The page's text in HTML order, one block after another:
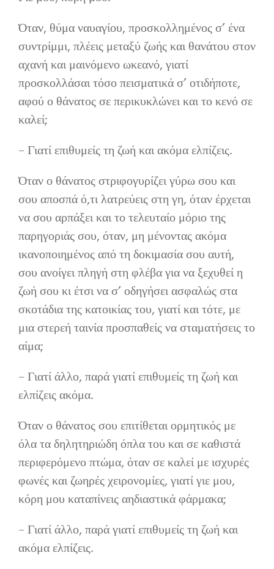
Όταν, θύμα ναυαγίου, προσκολλημένος σ’ ένα
συντρίμμι, πλέεις μεταξύ ζωής και θανάτου στον
αχανή και μαινόμενο ωκεανό, γιατί
προσκολλάσαι τόσο πεισματικά σ’ οτιδήποτε,
αφού ο θάνατος σε περικυκλώνει και το κενό σε
καλεί;
– Γιατί επιθυμείς τη ζωή και ακόμα ελπίζεις.
Όταν ο θάνατος στριφογυρίζει γύρω σου και
σου αποσπά ό,τι λατρεύεις στη γη, όταν έρχεται
να σου αρπάξει και το τελευταίο μόριο της
παρηγοριάς σου, όταν, μη μένοντας ακόμα
ικανοποιημένος από τη δοκιμασία σου αυτή,
σου ανοίγει πληγή στη φλέβα για να ξεχυθεί η
ζωή σου κι έτσι να σ’ οδηγήσει ασφαλώς στα
σκοτάδια της κατοικίας του, γιατί και τότε, με
μια στερεή ταινία προσπαθείς να σταματήσεις το
αίμα;
– Γιατί άλλο, παρά γιατί επιθυμείς τη ζωή και
ελπίζεις ακόμα.
Όταν ο θάνατος σου επιτίθεται ορμητικός με
όλα τα δηλητηριώδη όπλα του και σε καθιστά
περιφερόμενο πτώμα, όταν σε καλεί με ισχυρές
φωνές και ζωηρές χειρονομίες, γιατί γιε μου,
κόρη μου καταπίνεις αηδιαστικά φάρμακα;
– Γιατί άλλο, παρά γιατί επιθυμείς τη ζωή και
ακόμα ελπίζεις.